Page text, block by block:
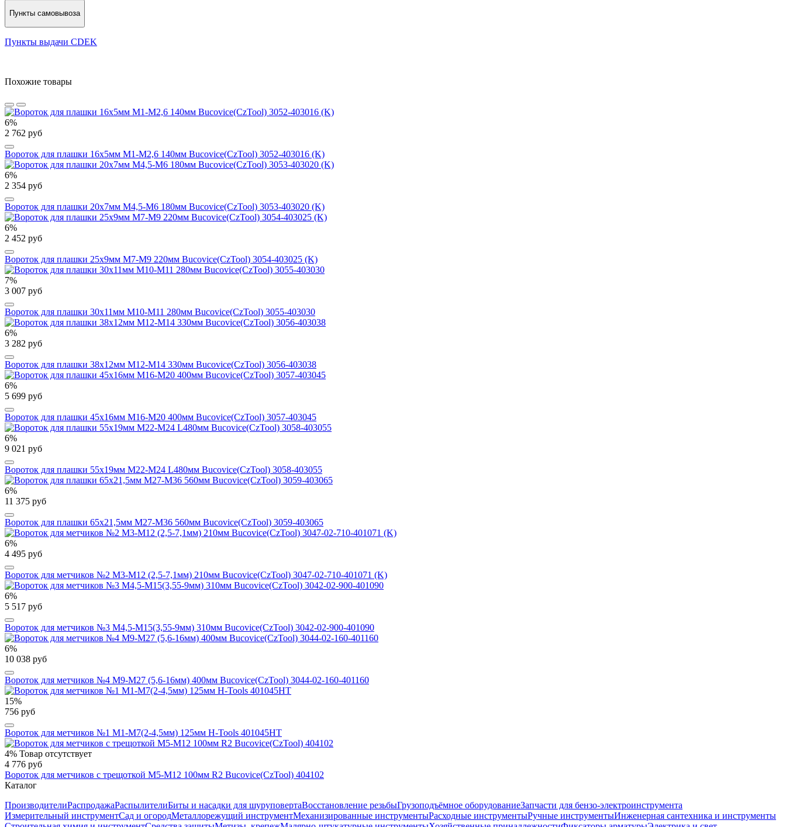
Пункты самовывоза
Пункты выдачи CDEK
Похожие товары
6%
2 762 руб
Вороток для плашки 16х5мм М1-М2,6 140мм Bucovice(CzTool) 3052-403016 (K)
6%
2 354 руб
Вороток для плашки 20х7мм М4,5-М6 180мм Bucovice(CzTool) 3053-403020 (K)
6%
2 452 руб
Вороток для плашки 25х9мм М7-М9 220мм Bucovice(CzTool) 3054-403025 (K)
7%
3 007 руб
Вороток для плашки 30х11мм М10-М11 280мм Bucovice(CzTool) 3055-403030
6%
3 282 руб
Вороток для плашки 38х12мм М12-М14 330мм Bucovice(CzTool) 3056-403038
6%
5 699 руб
Вороток для плашки 45х16мм М16-М20 400мм Bucovice(CzTool) 3057-403045
6%
9 021 руб
Вороток для плашки 55х19мм М22-М24 L480мм Bucovice(CzTool) 3058-403055
6%
11 375 руб
Вороток для плашки 65х21,5мм М27-М36 560мм Bucovice(CzTool) 3059-403065
6%
4 495 руб
Вороток для метчиков №2 M3-M12 (2,5-7,1мм) 210мм Bucovice(CzTool) 3047-02-710-401071 (K)
6%
5 517 руб
Вороток для метчиков №3 M4,5-M15(3,55-9мм) 310мм Bucovice(CzTool) 3042-02-900-401090
6%
10 038 руб
Вороток для метчиков №4 M9-M27 (5,6-16мм) 400мм Bucovice(CzTool) 3044-02-160-401160
15%
756 руб
Вороток для метчиков №1 M1-M7(2-4,5мм) 125мм H-Tools 401045HT
4% Товар отсутствует
4 776 руб
Вороток для метчиков с трещоткой M5-M12 100мм R2 Bucovice(CzTool) 404102
Каталог
ПроизводителиРаспродажаРаспылителиБиты и насадки для шуруповертаВосстановление резьбыГрузоподъёмное оборудованиеЗапчасти для бензо-электроинструмента
Измерительный инструментСад и огородМеталлорежущий инструментМеханизированные инструментыРасходные инструментыРучные инструментыИнженерная сантехника и инструменты